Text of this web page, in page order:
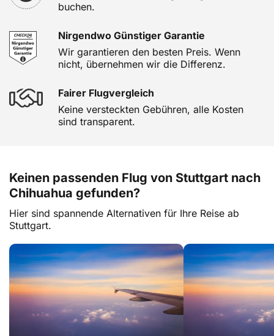
buchen.
Nirgendwo Günstiger Garantie
Wir garantieren den besten Preis. Wenn
nicht, übernehmen wir die Differenz.
Fairer Flugvergleich
Keine versteckten Gebühren, alle Kosten
sind transparent.
Keinen passenden Flug von Stuttgart nach
Chihuahua gefunden?
Hier sind spannende Alternativen für Ihre Reise ab
Stuttgart.